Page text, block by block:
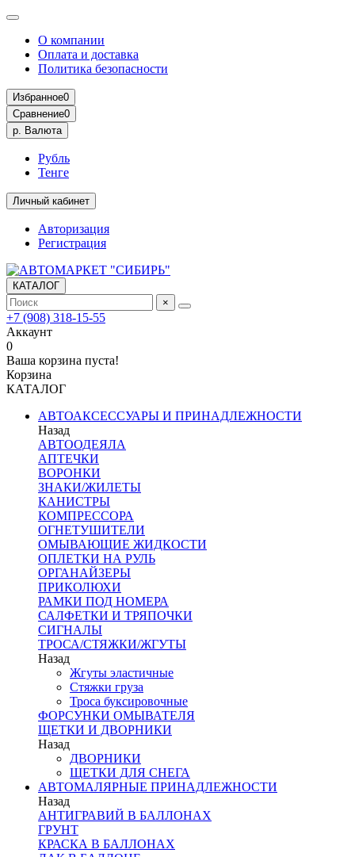
О компании
Оплата и доставка
Политика безопасности
Избранное0
Сравнение0
р. Валюта
Рубль
Тенге
Личный кабинет
Авторизация
Регистрация
КАТАЛОГ
×
+7 (908) 318-15-55
Аккаунт
0
Ваша корзина пуста!
Корзина
КАТАЛОГ
АВТОАКСЕССУАРЫ И ПРИНАДЛЕЖНОСТИ
Назад
АВТООДЕЯЛА
АПТЕЧКИ
ВОРОНКИ
ЗНАКИ/ЖИЛЕТЫ
КАНИСТРЫ
КОМПРЕССОРА
ОГНЕТУШИТЕЛИ
ОМЫВАЮЩИЕ ЖИДКОСТИ
ОПЛЕТКИ НА РУЛЬ
ОРГАНАЙЗЕРЫ
ПРИКОЛЮХИ
РАМКИ ПОД НОМЕРА
САЛФЕТКИ И ТРЯПОЧКИ
СИГНАЛЫ
ТРОСА/СТЯЖКИ/ЖГУТЫ
Назад
Жгуты эластичные
Стяжки груза
Троса буксировочные
ФОРСУНКИ ОМЫВАТЕЛЯ
ЩЕТКИ И ДВОРНИКИ
Назад
ДВОРНИКИ
ЩЕТКИ ДЛЯ СНЕГА
АВТОМАЛЯРНЫЕ ПРИНАДЛЕЖНОСТИ
Назад
АНТИГРАВИЙ В БАЛЛОНАХ
ГРУНТ
КРАСКА В БАЛЛОНАХ